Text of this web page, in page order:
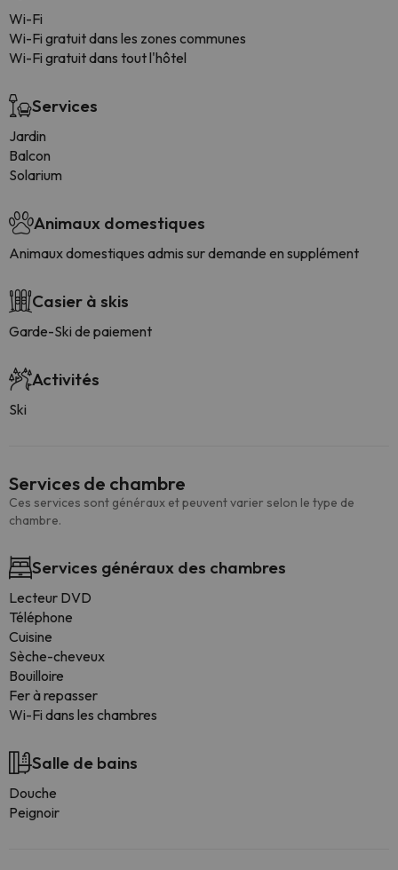
Wi-Fi
Wi-Fi gratuit dans les zones communes
Wi-Fi gratuit dans tout l'hôtel
Services
Jardin
Balcon
Solarium
Animaux domestiques
Animaux domestiques admis sur demande en supplément
Casier à skis
Garde-Ski de paiement
Activités
Ski
Services de chambre
Ces services sont généraux et peuvent varier selon le type de
chambre.
Services généraux des chambres
Lecteur DVD
Téléphone
Cuisine
Sèche-cheveux
Bouilloire
Fer à repasser
Wi-Fi dans les chambres
Salle de bains
Douche
Peignoir